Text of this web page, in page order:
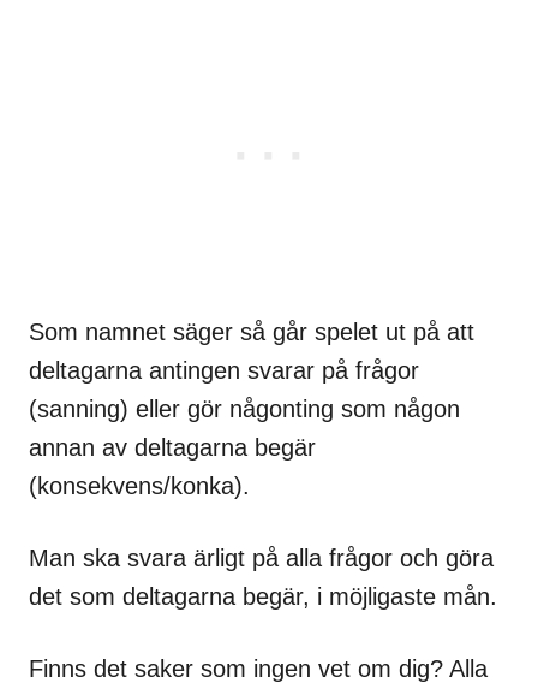
Som namnet säger så går spelet ut på att
deltagarna antingen svarar på frågor
(sanning) eller gör någonting som någon
annan av deltagarna begär
(konsekvens/konka).
Man ska svara ärligt på alla frågor och göra
det som deltagarna begär, i möjligaste mån.
Finns det saker som ingen vet om dig? Alla